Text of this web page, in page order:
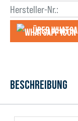
Hersteller-Nr.:
Über
Beschreibung